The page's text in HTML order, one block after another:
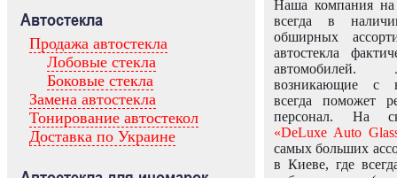
Автостекла
Продажа автостекла
Лобовые стекла
Боковые стекла
Замена автостекла
Тонирование автостекол
Доставка по Украине
Наша компания на
всегда в
обширных
автостекла
возникающие с
всегда поможет
персонал. На
«DeLuxe Auto
самых больших
в Киеве, где